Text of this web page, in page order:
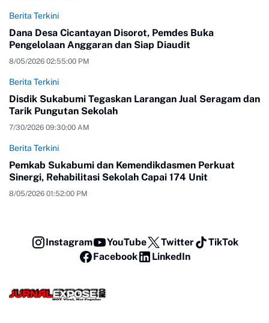
Berita Terkini
Dana Desa Cicantayan Disorot, Pemdes Buka
Pengelolaan Anggaran dan Siap Diaudit
8/05/2026 02:55:00 PM
Berita Terkini
Disdik Sukabumi Tegaskan Larangan Jual Seragam dan
Tarik Pungutan Sekolah
7/30/2026 09:30:00 AM
Berita Terkini
Pemkab Sukabumi dan Kemendikdasmen Perkuat
Sinergi, Rehabilitasi Sekolah Capai 174 Unit
8/05/2026 01:52:00 PM
Instagram YouTube Twitter
TikTok
Facebook
LinkedIn